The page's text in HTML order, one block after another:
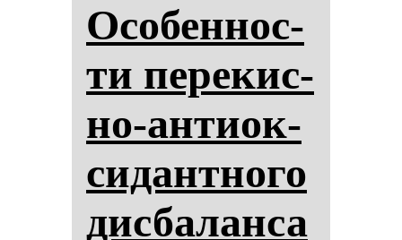
Осо­бен­нос­
ти пе­ре­кис­
но-ан­ти­ок­
си­дан­тно­го
дис­ба­лан­са